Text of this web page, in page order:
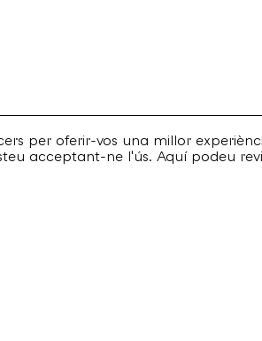
per oferir-vos una millor
acceptant-ne l'ús. Aquí podeu